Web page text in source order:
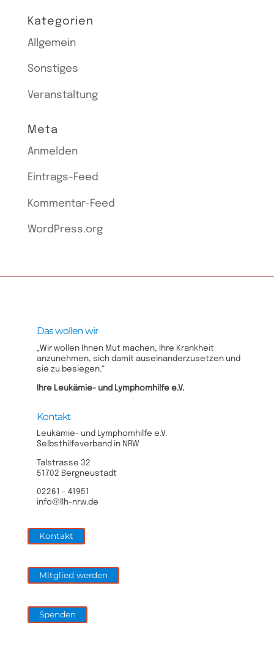
Kategorien
Allgemein
Sonstiges
Veranstaltung
Meta
Anmelden
Eintrags-Feed
Kommentar-Feed
WordPress.org
Das wollen wir
„Wir wollen Ihnen Mut machen, Ihre Krankheit
anzunehmen, sich damit auseinanderzusetzen und
sie zu besiegen.“
Ihre Leukämie- und Lymphomhilfe e.V.​
Kontakt
Leukämie- und Lymphomhilfe e.V.
Selbsthilfeverband in NRW
Talstrasse 32
51702 Bergneustadt
02261 – 41951
info@llh-nrw.de
Kontakt
Mitglied werden
Spenden